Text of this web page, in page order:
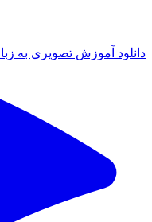
آموزش تصویری به زبان